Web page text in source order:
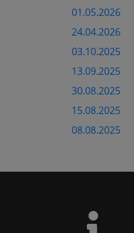
01.05.2026
24.04.2026
03.10.2025
13.09.2025
30.08.2025
15.08.2025
08.08.2025